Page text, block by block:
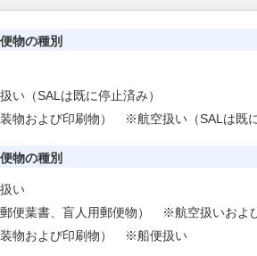
物の種別
（SALは既に停止済み）
物および印刷物） ※航空扱い（SALは既
物の種別
い
便葉書、盲人用郵便物） ※航空扱いおよ
装物および印刷物） ※船便扱い